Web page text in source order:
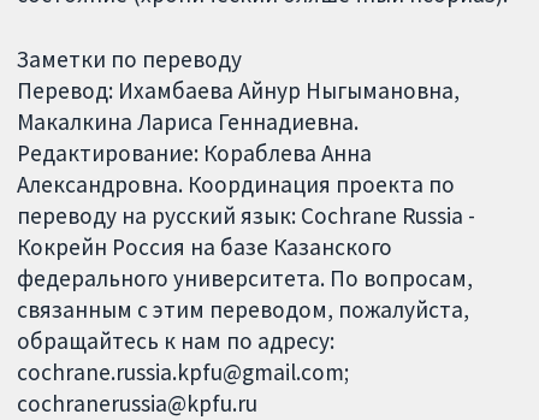
Заметки по переводу
Перевод: Ихамбаева Айнур Ныгымановна,
Макалкина Лариса Геннадиевна.
Редактирование: Кораблева Анна
Александровна. Координация проекта по
переводу на русский язык: Cochrane Russia -
Кокрейн Россия на базе Казанского
федерального университета. По вопросам,
связанным с этим переводом, пожалуйста,
обращайтесь к нам по адресу:
cochrane.russia.kpfu@gmail.com;
cochranerussia@kpfu.ru